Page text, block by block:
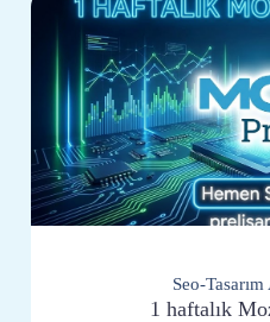
Seo-
1 haftalık